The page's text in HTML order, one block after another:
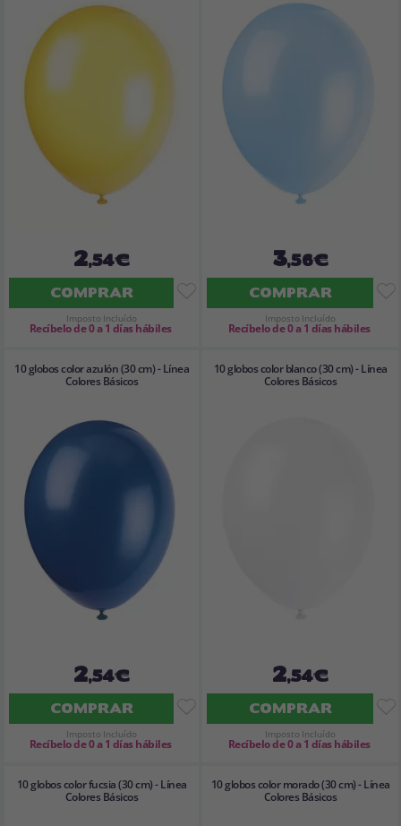
2,54€
COMPRAR
Imposto Incluído
Recíbelo de 0 a 1 días hábiles
3,56€
COMPRAR
Imposto Incluído
Recíbelo de 0 a 1 días hábiles
10 globos color azulón (30 cm) - Línea
Colores Básicos
2,54€
COMPRAR
Imposto Incluído
Recíbelo de 0 a 1 días hábiles
10 globos color blanco (30 cm) - Línea
Colores Básicos
2,54€
COMPRAR
Imposto Incluído
Recíbelo de 0 a 1 días hábiles
10 globos color fucsia (30 cm) - Línea
Colores Básicos
10 globos color morado (30 cm) - Línea
Colores Básicos